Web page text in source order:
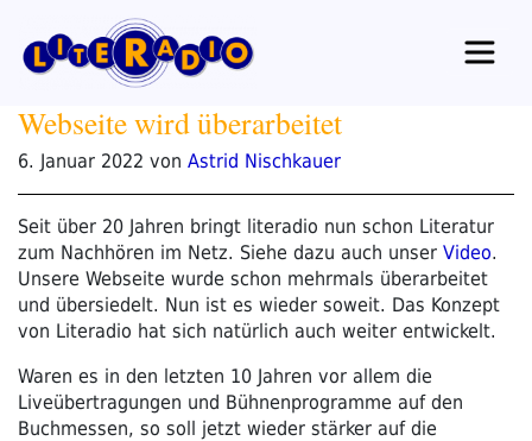
Inhalt
springen
Webseite wird überarbeitet
6. Januar 2022 Veröffentlicht
von Astrid Nischkauer
Seit über 20 Jahren bringt literadio nun schon Literatur
zum Nachhören im Netz. Siehe dazu auch unser Video.
Unsere Webseite wurde schon mehrmals überarbeitet
und übersiedelt. Nun ist es wieder soweit. Das Konzept
von Literadio hat sich natürlich auch weiter entwickelt.
Waren es in den letzten 10 Jahren vor allem die
Liveübertragungen und Bühnenprogramme auf den
Buchmessen, so soll jetzt wieder stärker auf die